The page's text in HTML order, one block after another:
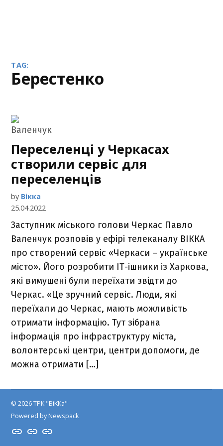
TAG:
Берестенко
Переселенці у Черкасах
створили сервіс для
переселенців
by Вікка
25.04.2022
Заступник міського голови Черкас Павло
Валенчук розповів у ефірі телеканалу ВІККА
про створений сервіс «Черкаси – українське
місто». Його розробити ІТ-ішники із Харкова,
які вимушені були переїхати звідти до
Черкас. «Це зручний сервіс. Люди, які
переїхали до Черкас, мають можливість
отримати інформацію. Тут зібрана
інформація про інфраструктуру міста,
волонтерські центри, центри допомоги, де
можна отримати […]
© 2026 ТРК "ВіККа"
Powered by Newspack
Insta
YouTube
FB